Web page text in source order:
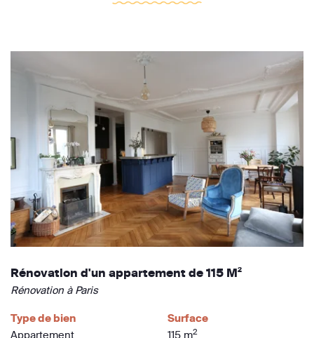
Rénovation d'un appartement de 115 M²
Rénovation à Paris
Type de bien
Appartement
Surface
115 m2